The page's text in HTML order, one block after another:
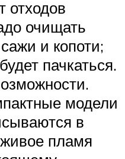
отходов
очищать
и копоти;
пачкаться.
модели
в
пламя